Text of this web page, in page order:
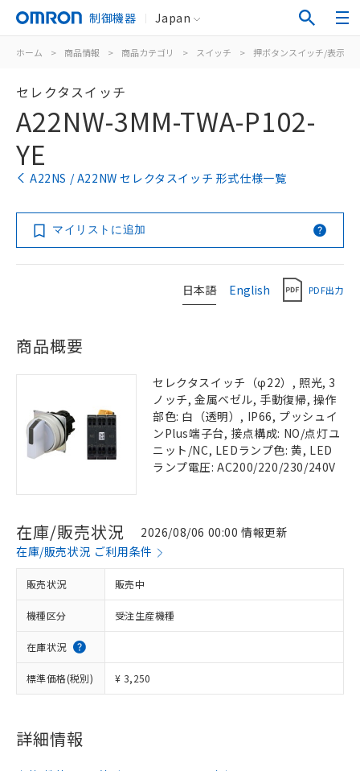
制御機器 Japan
ホーム > 商品情報 > 商品カテゴリ > スイッチ > 押ボタンスイッチ/表示灯
セレクタスイッチ
A22NW-3MM-TWA-P102-
YE
A22NS / A22NW セレクタスイッチ 形式仕様一覧
マイリストに追加
日本語 English PDF出力
商品概要
セレクタスイッチ（φ22）, 照光, 3
ノッチ, 金属ベゼル, 手動復帰, 操作
部色: 白（透明）, IP66, プッシュイ
ンPlus端子台, 接点構成: NO/点灯ユ
ニット/NC, LEDランプ色: 黄, LED
ランプ電圧: AC200/220/230/240V
在庫/販売状況
2026/08/06 00:00 情報更新
在庫/販売状況 ご利用条件
販売状況 販売中
機種区分 受注生産機種
在庫状況
標準価格(税別) ¥ 3,250
詳細情報